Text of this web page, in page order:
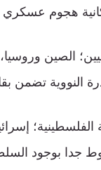
هجوم عسكري
الصين
النووية تضمن
الفلسطينية؛
جدا بوجود